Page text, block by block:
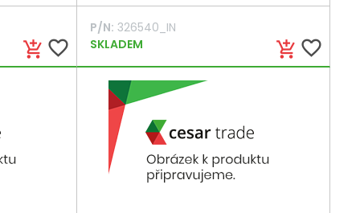
add_shopping_cart favorite_border add_shopping_cart favorite_border
P/N: 326540_IN
SKLADEM